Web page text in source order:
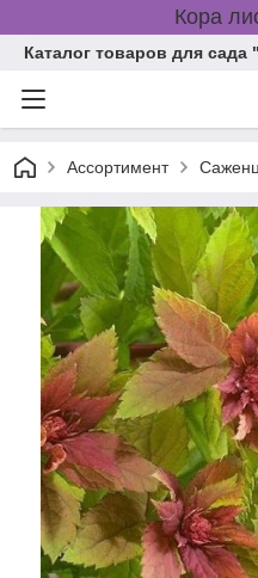
Кора
Каталог товаров для сада
Ассортимент